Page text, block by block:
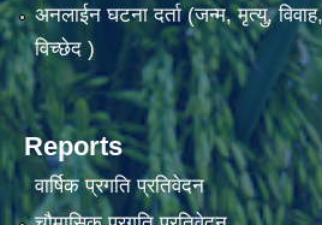
अनलाईन घटना दर्ता (जन्म, मृत्यु,
विच्छेद )
Reports
वार्षिक प्रगति प्रतिवेदन